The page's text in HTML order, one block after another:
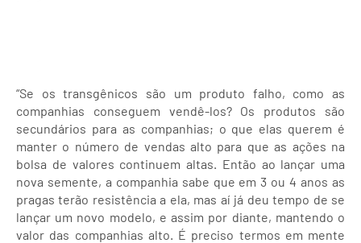
“Se os transgênicos são um produto falho, como as
companhias conseguem vendê-los? Os produtos são
secundários para as companhias; o que elas querem é
manter o número de vendas alto para que as ações na
bolsa de valores continuem altas. Então ao lançar uma
nova semente, a companhia sabe que em 3 ou 4 anos as
pragas terão resistência a ela, mas aí já deu tempo de se
lançar um novo modelo, e assim por diante, mantendo o
valor das companhias alto. É preciso termos em mente